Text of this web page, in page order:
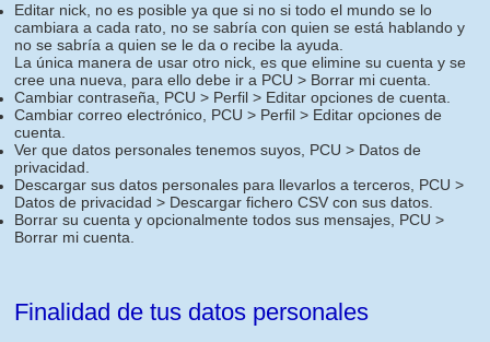
Editar nick, no es posible ya que si no si todo el mundo se lo
cambiara a cada rato, no se sabría con quien se está hablando y
no se sabría a quien se le da o recibe la ayuda.
La única manera de usar otro nick, es que elimine su cuenta y se
cree una nueva, para ello debe ir a PCU > Borrar mi cuenta.
Cambiar contraseña, PCU > Perfil > Editar opciones de cuenta.
Cambiar correo electrónico, PCU > Perfil > Editar opciones de
cuenta.
Ver que datos personales tenemos suyos, PCU > Datos de
privacidad.
Descargar sus datos personales para llevarlos a terceros, PCU >
Datos de privacidad > Descargar fichero CSV con sus datos.
Borrar su cuenta y opcionalmente todos sus mensajes, PCU >
Borrar mi cuenta.
Finalidad de tus datos personales